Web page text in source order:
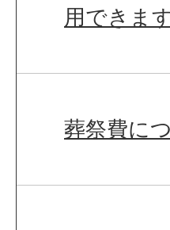
用できま
葬祭費に